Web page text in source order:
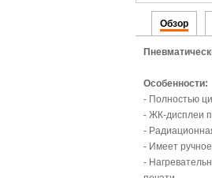
Обзор
Особенности:
- Полностью
- ЖК-дисплеи
-
- Имеет
-